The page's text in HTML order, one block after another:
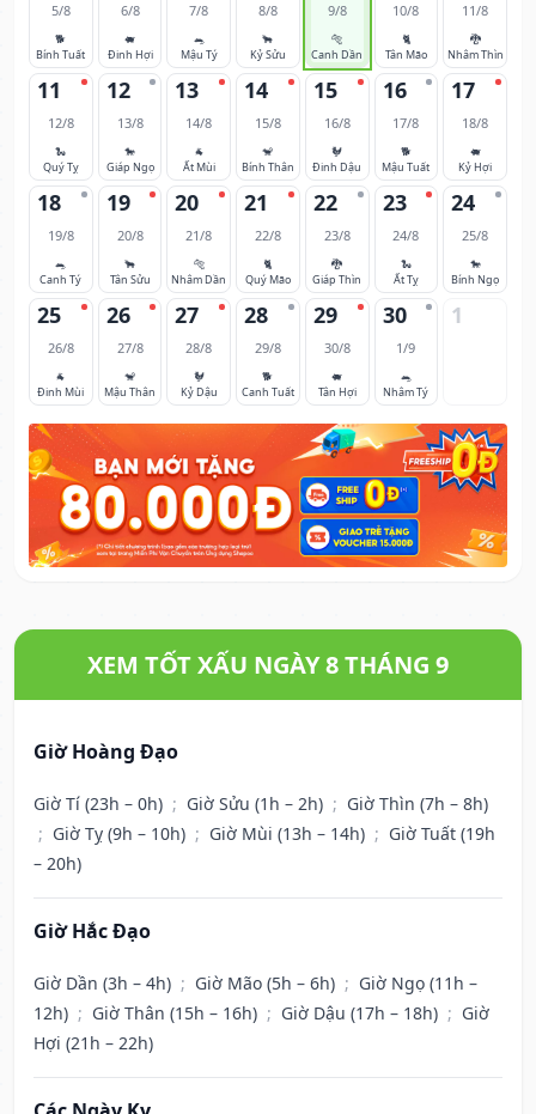
5/8
🐕
Bính Tuất
6/8
🐖
Đinh Hợi
7/8
🐀
Mậu Tý
8/8
🐂
Kỷ Sửu
9/8
🐅
Canh Dần
10/8
🐈
Tân Mão
11/8
🐉
Nhâm Thìn
11
12/8
🐍
Quý Tỵ
12
13/8
🐎
Giáp Ngọ
13
14/8
🐐
Ất Mùi
14
15/8
🐒
Bính Thân
15
16/8
🐓
Đinh Dậu
16
17/8
🐕
Mậu Tuất
17
18/8
🐖
Kỷ Hợi
18
19/8
🐀
Canh Tý
19
20/8
🐂
Tân Sửu
20
21/8
🐅
Nhâm Dần
21
22/8
🐈
Quý Mão
22
23/8
🐉
Giáp Thìn
23
24/8
🐍
Ất Tỵ
24
25/8
🐎
Bính Ngọ
25
26/8
🐐
Đinh Mùi
26
27/8
🐒
Mậu Thân
27
28/8
🐓
Kỷ Dậu
28
29/8
🐕
Canh Tuất
29
30/8
🐖
Tân Hợi
30
1/9
🐀
Nhâm Tý
1
XEM TỐT XẤU NGÀY 8 THÁNG 9
Giờ Hoàng Đạo
Giờ Tí (23h – 0h) ; Giờ Sửu (1h – 2h) ; Giờ Thìn (7h – 8h)
; Giờ Tỵ (9h – 10h) ; Giờ Mùi (13h – 14h) ; Giờ Tuất (19h
– 20h)
Giờ Hắc Đạo
Giờ Dần (3h – 4h) ; Giờ Mão (5h – 6h) ; Giờ Ngọ (11h –
12h) ; Giờ Thân (15h – 16h) ; Giờ Dậu (17h – 18h) ; Giờ
Hợi (21h – 22h)